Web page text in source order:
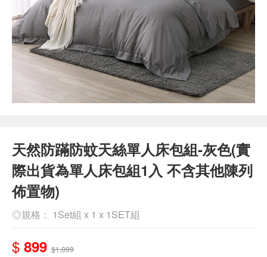
天然防蹣防蚊天絲單人床包組-灰色(實
際出貨為單人床包組1入 不含其他陳列
佈置物)
◎規格： 1Set組 x 1 x 1SET組
$ 899 $1,099